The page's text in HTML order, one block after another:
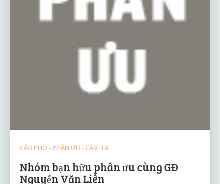
CÁO PHÓ - PHÂN ƯU - CẢM TẠ
Nhóm bạn hữu phân ưu cùng GĐ
Nguyễn Văn Liên